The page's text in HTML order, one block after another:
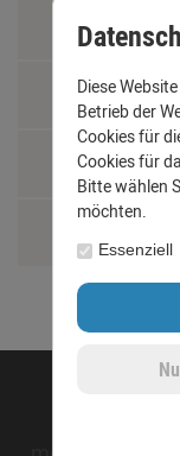
©opyright
Diese
Betrieb der
Cookies für
Cookies für
Bitte wählen
möchten.
Essenziell